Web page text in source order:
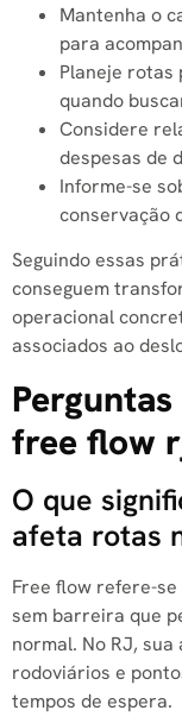
Mantenha o
para
Planeje rotas
quando
Considere
despesas de
Informe-se
conservação
Seguindo essas
conseguem
operacional
associados ao
free flow
O que
afeta rotas
Free flow​ refere-
sem barreira que
normal. No RJ,
rodoviários e
tempos de espera.